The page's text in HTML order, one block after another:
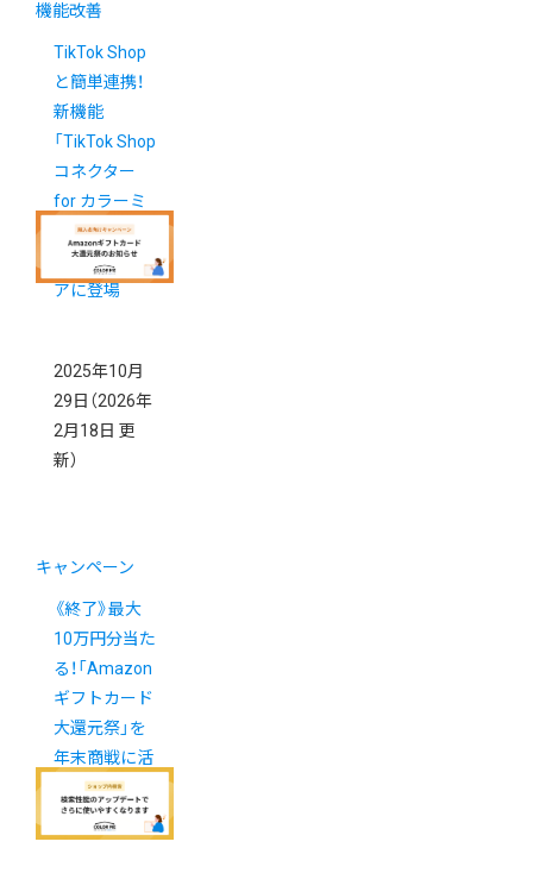
機能改善
TikTok Shop
と簡単連携！
新機能
「TikTok Shop
コネクター
for カラーミ
ーショップ」
がアプリスト
アに登場
2025年10月
29日 （2026年
2月18日 更
新）
キャンペーン
《終了》最大
10万円分当た
る！「Amazon
ギフトカード
大還元祭」を
年末商戦に活
用しましょう